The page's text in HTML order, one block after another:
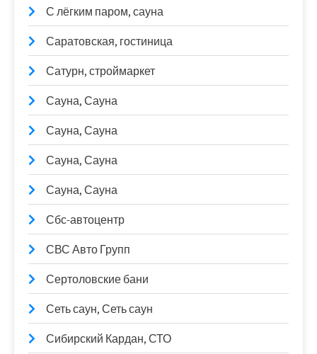
С лёгким паром, сауна
Саратовская, гостиница
Сатурн, строймаркет
Сауна, Сауна
Сауна, Сауна
Сауна, Сауна
Сауна, Сауна
Сбс-автоцентр
СВС Авто Групп
Сертоловские бани
Сеть саун, Сеть саун
Сибирский Кардан, СТО